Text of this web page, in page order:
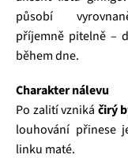
působí
příjemně pitelně –
během dne.
Charakter nálevu
Po zalití vzniká čirý
louhování přinese
linku maté.